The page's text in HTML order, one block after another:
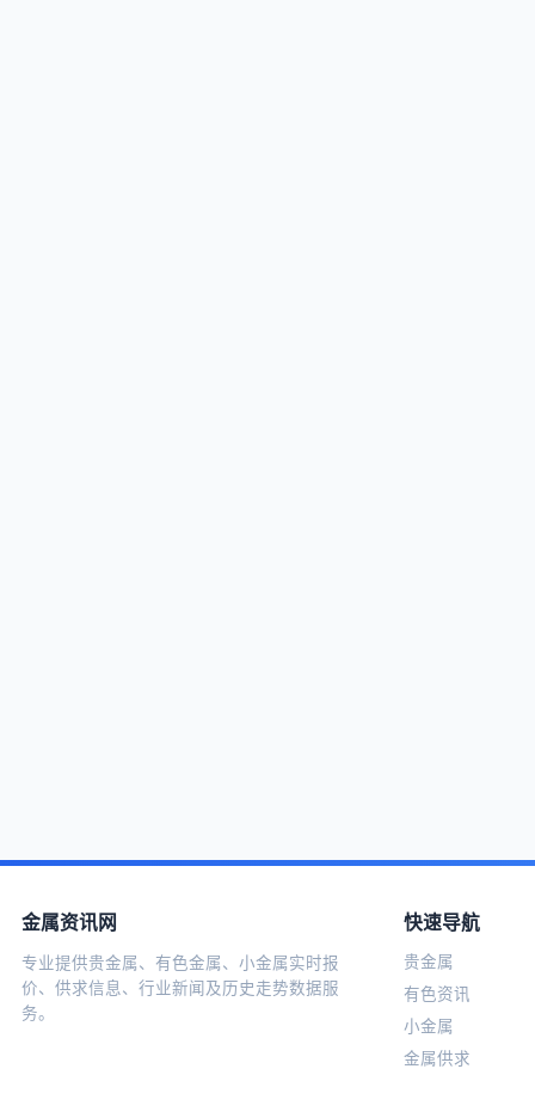
金属资讯网
专业提供贵金属、有色金属、小金属实时报
价、供求信息、行业新闻及历史走势数据服
务。
快速导航
贵金属
有色资讯
小金属
金属供求